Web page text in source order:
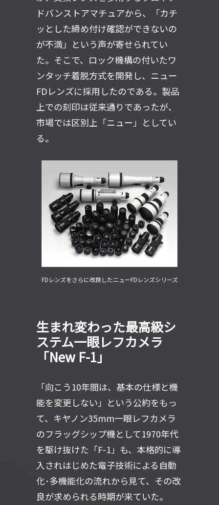
ドバンストアマチュアから、「カチ
ッとした締め付け確認ができないの
が不満」という声が寄せられてい
た。そこで、ロック機構の付いたワ
ンタッチ着脱方式を開発し、ニュー
FDレンズに採用したのである。製品
上での刻印は従来通りであったが、
市場では区別上「ニュー」としてい
る。
FDレンズをさらに改良したニューFDレンズシリーズ
生まれ変わった最高級シ
ステム一眼レフカメラ
「New F-1」
「向こう10年間は、基本の仕様と機
能を変更しない」という公約をもっ
て、キヤノン35mm一眼レフカメラ
のフラッグシップ機として1970年代
を駆け抜けた「F-1」も、本格的に導
入されはじめた電子技術による自動
化･多機能化の流れから見て、その改
良が求められる時期が来ていた。